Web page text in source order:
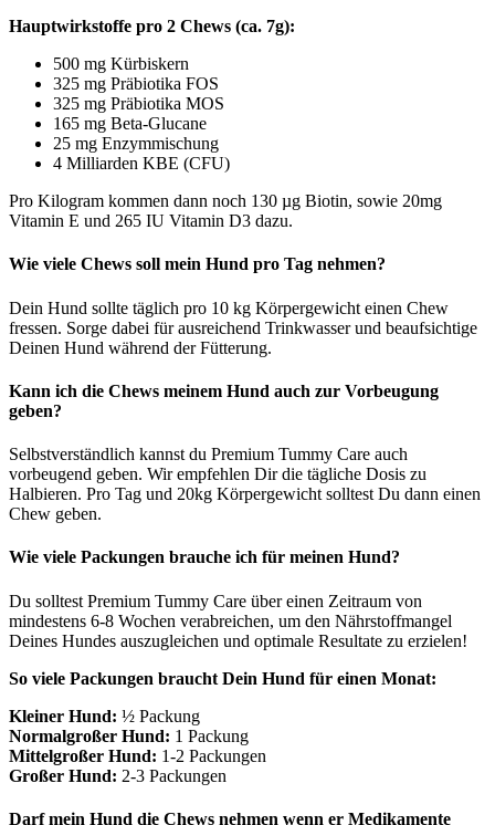
Hauptwirkstoffe pro 2 Chews (ca. 7g):
500 mg Kürbiskern
325 mg Präbiotika FOS
325 mg Präbiotika MOS
165 mg Beta-Glucane
25 mg Enzymmischung
4 Milliarden KBE (CFU)
Pro Kilogram kommen dann noch 130 µg Biotin, sowie 20mg
Vitamin E und 265 IU Vitamin D3 dazu.
Wie viele Chews soll mein Hund pro Tag nehmen?
Dein Hund sollte täglich pro 10 kg Körpergewicht einen Chew
fressen. Sorge dabei für ausreichend Trinkwasser und beaufsichtige
Deinen Hund während der Fütterung.
Kann ich die Chews meinem Hund auch zur Vorbeugung
geben?
Selbstverständlich kannst du Premium Tummy Care auch
vorbeugend geben. Wir empfehlen Dir die tägliche Dosis zu
Halbieren. Pro Tag und 20kg Körpergewicht solltest Du dann einen
Chew geben.
Wie viele Packungen brauche ich für meinen Hund?
Du solltest Premium Tummy Care über einen Zeitraum von
mindestens 6-8 Wochen verabreichen, um den Nährstoffmangel
Deines Hundes auszugleichen und optimale Resultate zu erzielen!
So viele Packungen braucht Dein Hund für einen Monat:
Kleiner Hund: ½ Packung
Normalgroßer Hund: 1 Packung
Mittelgroßer Hund: 1-2 Packungen
Großer Hund: 2-3 Packungen
Darf mein Hund die Chews nehmen wenn er Medikamente